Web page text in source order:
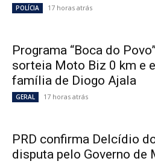
POLÍCIA 17 horas atrás
Programa “Boca do
sorteia Moto Biz 0 km e
família de Diogo Ajala
GERAL 17 horas atrás
PRD confirma Delcídio
disputa pelo Governo de